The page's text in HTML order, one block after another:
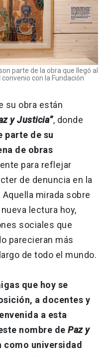
parte de la obra que llegó al
con la Fundación
su obra están
y Justicia”, donde
parte de su
de obras
para reflejar
de denuncia en la
mirada sobre
lectura hoy,
sociales que
parecieran más
de todo el mundo.
que hoy se
a docentes y
a esta
nombre de Paz y
como universidad